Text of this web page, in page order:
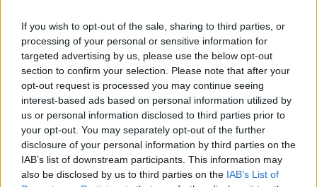
If you wish to opt-out of the sale, sharing to third parties, or
processing of your personal or sensitive information for
targeted advertising by us, please use the below opt-out
section to confirm your selection. Please note that after your
opt-out request is processed you may continue seeing
interest-based ads based on personal information utilized by
us or personal information disclosed to third parties prior to
your opt-out. You may separately opt-out of the further
disclosure of your personal information by third parties on the
IAB’s list of downstream participants. This information may
also be disclosed by us to third parties on the IAB’s List of
In evidenza